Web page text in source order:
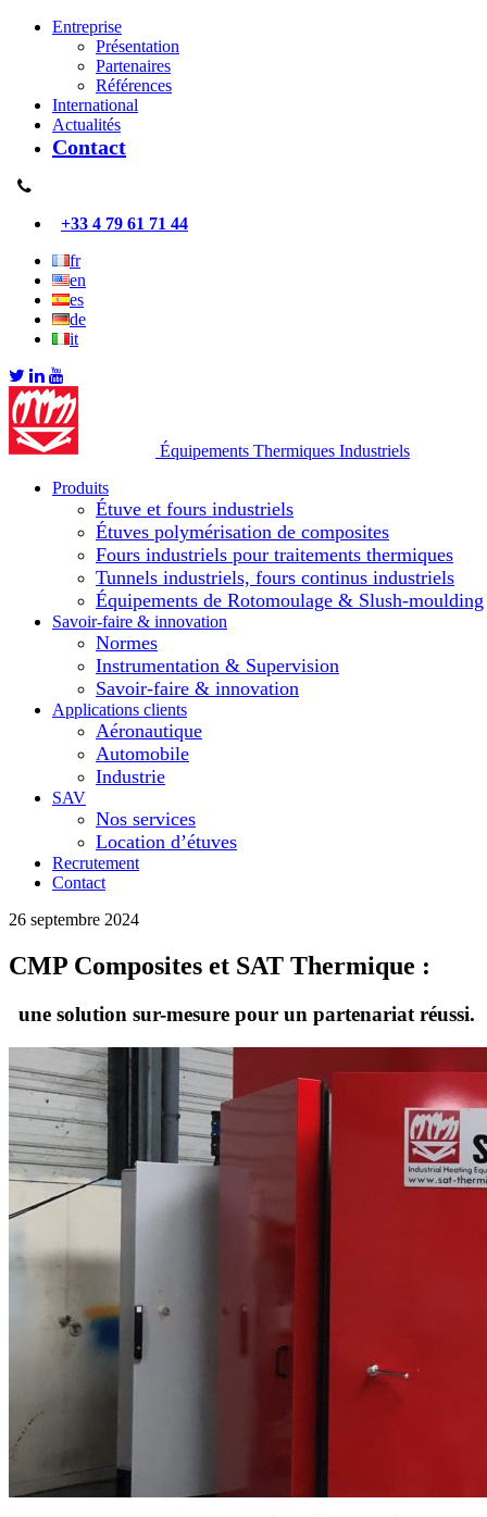
Entreprise
Présentation
Partenaires
Références
International
Actualités
Contact
+33 4 79 61 71 44
fr
en
es
de
it
Équipements Thermiques Industriels
Produits
Étuve et fours industriels
Étuves polymérisation de composites
Fours industriels pour traitements thermiques
Tunnels industriels, fours continus industriels
Équipements de Rotomoulage & Slush-moulding
Savoir-faire & innovation
Normes
Instrumentation & Supervision
Savoir-faire & innovation
Applications clients
Aéronautique
Automobile
Industrie
SAV
Nos services
Location d’étuves
Recrutement
Contact
26 septembre 2024
CMP Composites et SAT Thermique :
une solution sur-mesure pour un partenariat réussi.